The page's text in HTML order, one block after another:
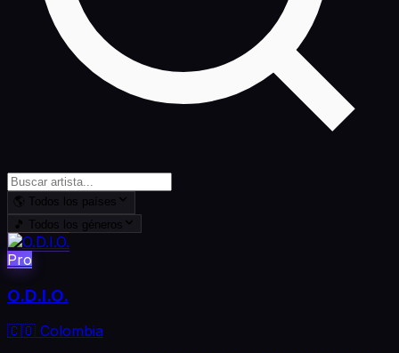
🌎 Todos los países
🎵 Todos los géneros
Pro
O.D.I.O.
🇨🇴 Colombia